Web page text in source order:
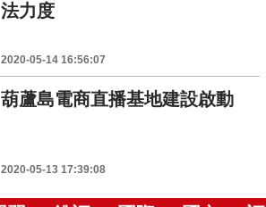
法力度
2020-05-14 16:56:07
葫蘆島電商直播基地建設啟動
2020-05-13 17:39:08